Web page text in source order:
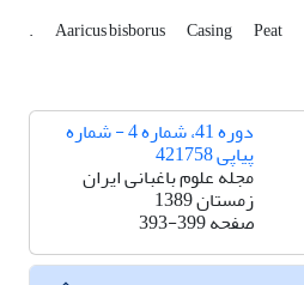
. Aaricus bisborus Casing Peat
دوره 41، شماره 4 - شماره
پیاپی 421758
مجله علوم باغبانی ایران
زمستان 1389
صفحه393-399